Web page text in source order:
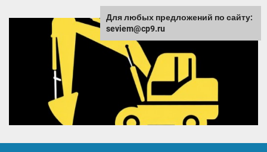
Для любых предложений по сайту:
seviem@cp9.ru